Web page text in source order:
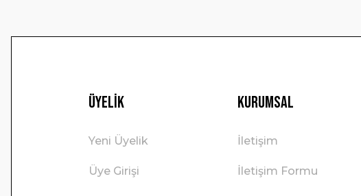
Üyelik
Yeni Üyelik
Üye Girişi
Kurumsal
İletişim
İletişim Formu